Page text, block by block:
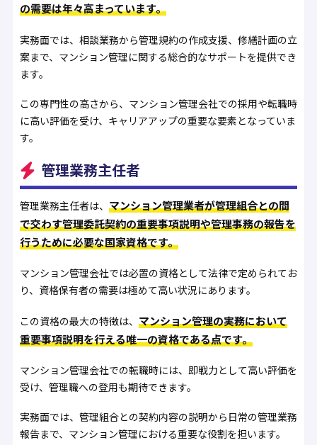
の需要は年々高まっています。
実務面では、相談業務から管理規約の作成支援、修繕計画の立
案まで、マンション管理に関する総合的なサポートを提供でき
ます。
この専門性の高さから、マンション管理会社での採用や転職時
に高い評価を受け、キャリアアップの重要な要素となっていま
す。
管理業務主任者
管理業務主任者は、 マンション管理業者が管理組合との間
で交わす管理委託契約の重要事項説明や管理事務の報告を
行うために必要な国家資格です。
マンション管理会社では必置の資格として法律で定められてお
り、資格保有者の需要は極めて高い状況にあります。
この資格の最大の特徴は、 マンション管理の実務において
重要事項説明を行える唯一の資格である点です。
マンション管理会社での転職時には、即戦力として高い評価を
受け、管理職への登用も期待できます。
実務面では、管理組合との契約内容の説明から日常の管理業務
報告まで、マンション管理における重要な役割を担います。